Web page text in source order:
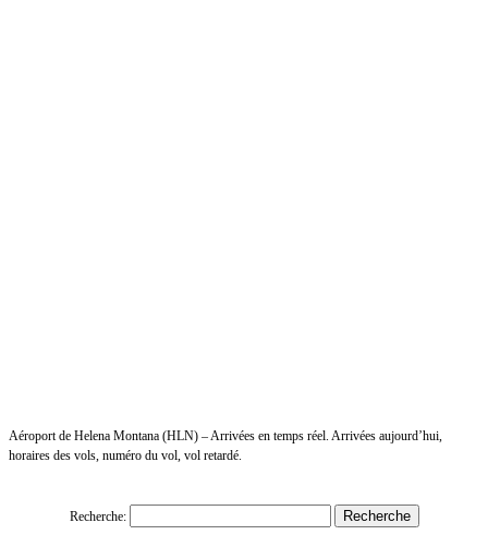
Aéroport de Helena Montana (HLN) – Arrivées en temps réel. Arrivées aujourd’hui,
horaires des vols, numéro du vol, vol retardé.
Recherche: